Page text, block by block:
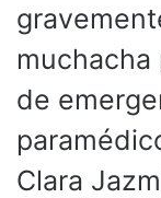
de
Clara